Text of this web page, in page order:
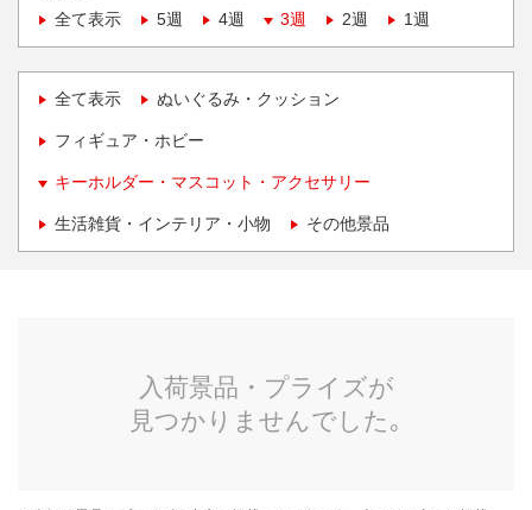
全て表示
5週 4週 3週 2週 1週
全て表示 ぬいぐるみ・クッション
フィギュア・ホビー
キーホルダー・マスコット・アクセサリー
生活雑貨・インテリア・小物 その他景品